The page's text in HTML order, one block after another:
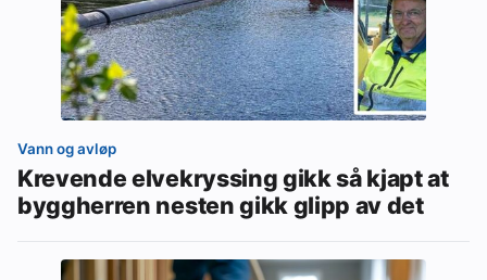
Vann og avløp
Krevende elvekryssing gikk så kjapt at
byggherren nesten gikk glipp av det